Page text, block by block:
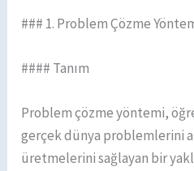
### 1. Problem Çözme
#### Tanım
Problem çözme yöntemi,
gerçek dünya problemlerini
üretmelerini sağlayan bir